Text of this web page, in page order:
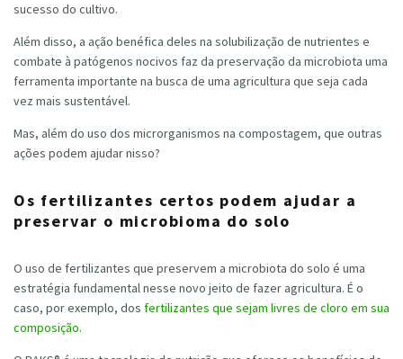
sucesso do cultivo.
Além disso, a ação benéfica deles na solubilização de nutrientes e
combate à patógenos nocivos faz da preservação da microbiota uma
ferramenta importante na busca de uma agricultura que seja cada
vez mais sustentável.
Mas, além do uso dos microrganismos na compostagem, que outras
ações podem ajudar nisso?
Os fertilizantes certos podem ajudar a
preservar o microbioma do solo
O uso de fertilizantes que preservem a microbiota do solo é uma
estratégia fundamental nesse novo jeito de fazer agricultura. É o
caso, por exemplo, dos fertilizantes que sejam livres de cloro em sua
composição.